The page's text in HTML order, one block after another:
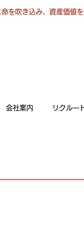
を吹き込み、資産価値
会社案内 リクルー